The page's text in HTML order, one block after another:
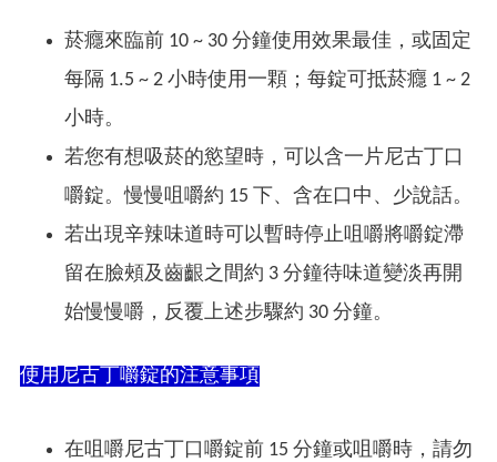
菸癮來臨前 10 ~ 30 分鐘使用效果最佳，或固定
每隔 1.5 ~ 2 小時使用一顆；每錠可抵菸癮 1 ~ 2
小時。
若您有想吸菸的慾望時，可以含一片尼古丁口
嚼錠。慢慢咀嚼約 15 下、含在口中、少說話。
若出現辛辣味道時可以暫時停止咀嚼將嚼錠滯
留在臉頰及齒齦之間約 3 分鐘待味道變淡再開
始慢慢嚼，反覆上述步驟約 30 分鐘。
使用尼古丁嚼錠的注意事項
在咀嚼尼古丁口嚼錠前 15 分鐘或咀嚼時，請勿